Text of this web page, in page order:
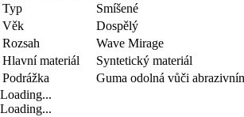
Typ
Smíšené
Věk
Dospělý
Rozsah
Wave Mirage
Hlavní materiál
Syntetický materiál
Podrážka
Guma odolná vůči
Loading...
Loading...